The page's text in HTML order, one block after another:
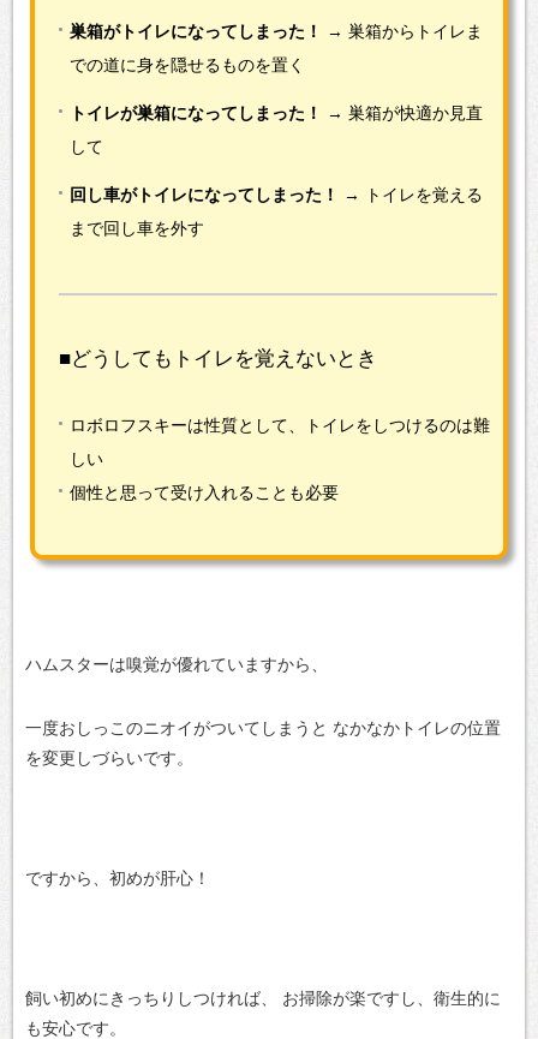
巣箱がトイレになってしまった！
→ 巣箱からトイレま
での道に身を隠せるものを置く
トイレが巣箱になってしまった！
→ 巣箱が快適か見直
して
回し車がトイレになってしまった！
→ トイレを覚える
まで回し車を外す
■どうしてもトイレを覚えないとき
ロボロフスキーは性質として、トイレをしつけるのは難
しい
個性と思って受け入れることも必要
ハムスターは嗅覚が優れていますから、
一度おしっこのニオイがついてしまうと なかなかトイレの位置
を変更しづらいです。
ですから、初めが肝心！
飼い初めにきっちりしつければ、
お掃除が楽ですし、衛生的に
も安心です。